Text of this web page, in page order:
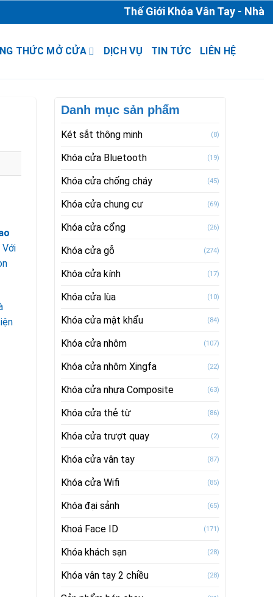
Thế Giới Khóa Vân Tay - Nhà
THỨC MỞ CỬA DỊCH VỤ TIN TỨC LIÊN HỆ
Danh mục sản phẩm
Két sắt thông minh (8)
Khóa cửa Bluetooth (19)
Khóa cửa chống cháy (45)
Khóa cửa chung cư (69)
Khóa cửa cổng (26)
Khóa cửa gỗ (274)
Khóa cửa kính (17)
Khóa cửa lùa (10)
Khóa cửa mật khẩu (84)
Khóa cửa nhôm (107)
Khóa cửa nhôm Xingfa (22)
Khóa cửa nhựa Composite (63)
Khóa cửa thẻ từ (86)
Khóa cửa trượt quay (2)
Khóa cửa vân tay (87)
Khóa cửa Wifi (85)
Khóa đại sảnh (65)
Khoá Face ID (171)
Khóa khách sạn (28)
Khóa vân tay 2 chiều (28)